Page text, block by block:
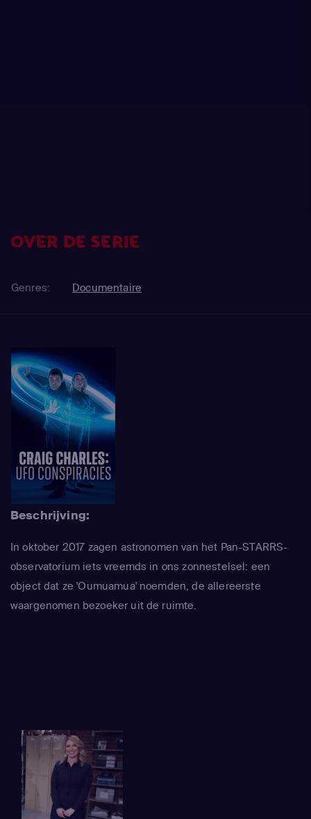
OVER DE SERIE
Genres: Documentaire
Beschrijving:
In oktober 2017 zagen astronomen van het Pan-STARRS-
observatorium iets vreemds in ons zonnestelsel: een
object dat ze 'Oumuamua' noemden, de allereerste
waargenomen bezoeker uit de ruimte.